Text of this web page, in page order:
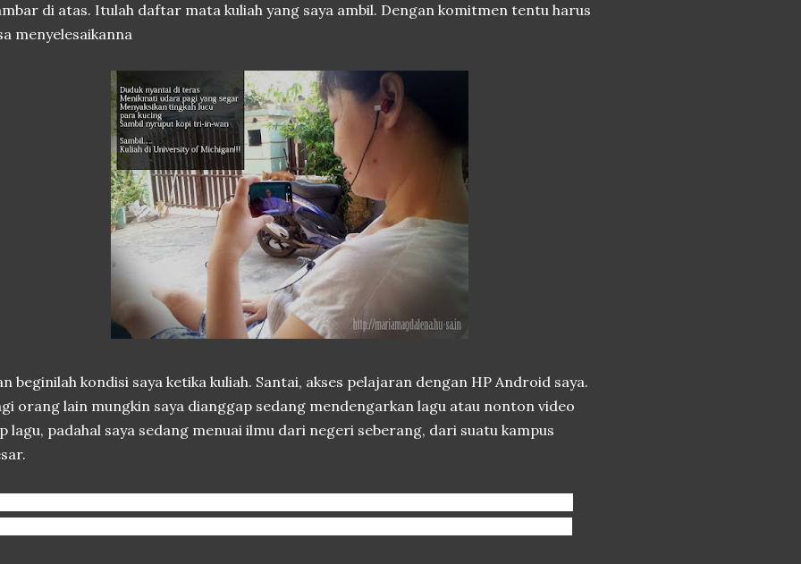
di atas. Itulah daftar mata kuliah yang saya ambil. Dengan komitmen tentu harus
menyelesaikanna
beginilah kondisi saya ketika kuliah. Santai, akses pelajaran dengan HP Android saya.
orang lain mungkin saya dianggap sedang mendengarkan lagu atau nonton video
lagu, padahal saya sedang menuai ilmu dari negeri seberang, dari suatu kampus